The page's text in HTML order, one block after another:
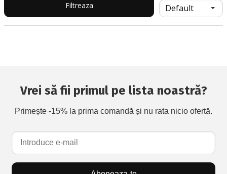
Filtreaza
Vrei să fii primul pe lista noastră?
Primește -15% la prima comandă și nu rata nicio ofertă.